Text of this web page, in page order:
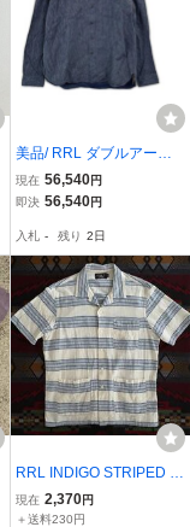
美品/ RRL ダブルアール
エル 782529624001 イン
ディゴ ストライプ ワーク
ズ
現在 56,540円
即決 56,540円
入札 - 残り 2日
RRL INDIGO STRIPED C
OTTON LINEN CAMP SH
IRTS “Lサイズ” 天然イン
現在 2,370円
＋送料230円